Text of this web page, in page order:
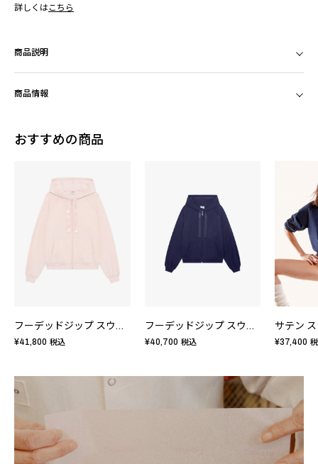
詳しくはこちら
商品説明
商品情報
おすすめの商品
フーデッドジップ スウェット
¥41,800 税込
フーデッドジップ スウェット
¥40,700 税込
サテン
¥37,400